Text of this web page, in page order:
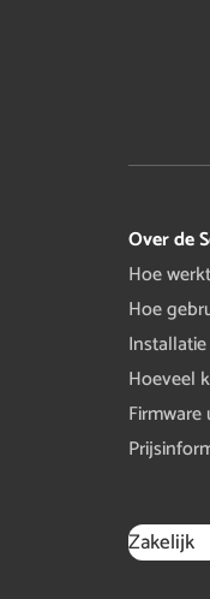
Over de
Hoe
Hoe
Hoeveel
Zakelijk